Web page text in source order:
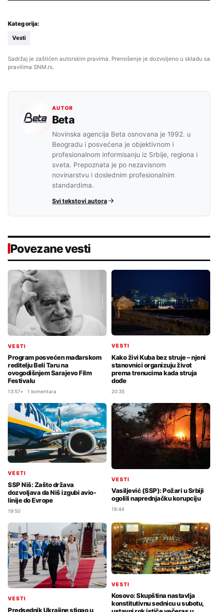
Kategorija:
Vesti
Sadržaj je zaštićen autorskim pravima. Prenošenje je dozvoljeno u skladu sa
pravilima SNM.rs.
AUTOR
Beta
Novinska agencija Beta osnovana je 1992. u
Beogradu i posvećena je objektivnom i
profesionalnom informisanju iz Srbije, regiona i
sveta. Prepoznata je po nezavisnom
novinarstvu i doslednim profesionalnim
standardima.
Svi tekstovi autora
Povezane vesti
VESTI
Program posvećen mađarskom
reditelju Beli Taru na
ovogodišnjem Sarajevo Film
Festivalu
13:57 1 komentara
VESTI
Kako živi Kuba bez struje – njeni
stanovnici organizuju život
prema trenucima kada struja
dođe
20:35
VESTI
SSP Niš: Zašto država
dozvoljava da Niš izgubi avio-
linije do Evrope
19:50
VESTI
Vasiljević (SSP): Požari u Srbiji
ogolili naprednjačku korupciju
19:44
VESTI
Predsednik Ukrajine stigao u
VESTI
Kosovo: Skupština nastavlja
konstitutivnu sednicu u subotu,